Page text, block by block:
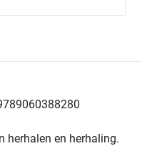
herhalen en herhaling.